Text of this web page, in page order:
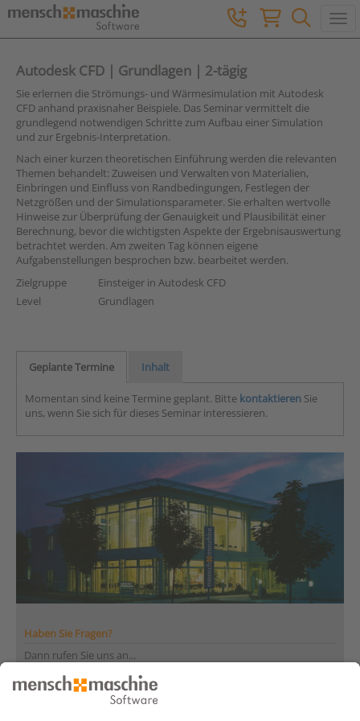
Autodesk CFD | Grundlagen | 2-tägig
Sie erlernen die Strömungs- und Wärmesimulation mit Autodesk
CFD anhand praxisnaher Beispiele. Das Seminar vermittelt die
grundlegend notwendigen Schritte zum Aufbau einer Simulation
und zur Ergebnis-Interpretation.
Nach einer kurzen theoretischen Einführung werden die relevanten
Themen behandelt: Zuweisen und Verwalten von Materialien,
Einbringen und Einfluss von Randbedingungen, Festlegen der
Netzgrößen und der Simulationsparameter. Sie erhalten wertvolle
Hinweise zur Überprüfung der Genauigkeit und Plausibilität einer
Berechnung, bevor die wichtigsten Aspekte der Ergebnisauswertung
betrachtet werden. Am zweiten Tag können eigene
Aufgabenstellungen besprochen bzw. bearbeitet werden.
Zielgruppe
Einsteiger in Autodesk CFD
Level
Grundlagen
Geplante Termine Inhalt
Momentan sind keine Termine geplant. Bitte kontaktieren Sie
uns, wenn Sie sich für dieses Seminar interessieren.
Haben Sie Fragen?
Dann rufen Sie uns an...
Infoline +41 44 864 19 00